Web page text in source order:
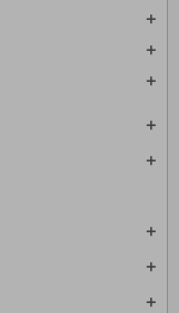
add
add
add
add
add
add
add
add